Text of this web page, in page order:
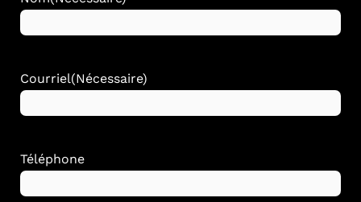
Courriel(Nécessaire)
Téléphone